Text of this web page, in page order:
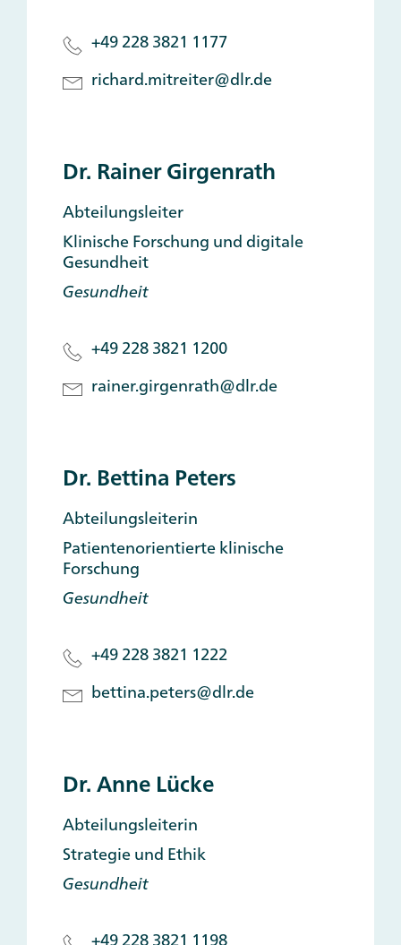
+49 228 3821 1177
richard.mitreiter@dlr.de
Dr. Rainer Girgenrath
Abteilungsleiter
Klinische Forschung und digitale
Gesundheit
Gesundheit
+49 228 3821 1200
rainer.girgenrath@dlr.de
Dr. Bettina Peters
Abteilungsleiterin
Patientenorientierte klinische
Forschung
Gesundheit
+49 228 3821 1222
bettina.peters@dlr.de
Dr. Anne Lücke
Abteilungsleiterin
Strategie und Ethik
Gesundheit